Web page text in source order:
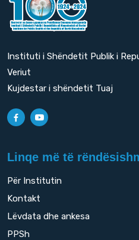
Instituti i Shëndetit Publik i
Veriut
Kujdestar i shëndetit Tuaj
Linqe më të
Për Institutin
Kontakt
Lëvdata dhe ankesa
PPSh